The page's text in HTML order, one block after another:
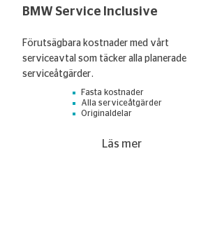
BMW Service Inclusive
Förutsägbara kostnader med vårt
serviceavtal som täcker alla planerade
serviceåtgärder.
Fasta kostnader
Alla serviceåtgärder
Originaldelar
Läs mer